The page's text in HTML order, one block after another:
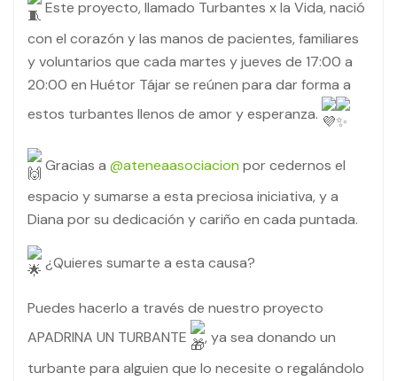
Este proyecto, llamado Turbantes x la Vida, nació
con el corazón y las manos de pacientes, familiares
y voluntarios que cada martes y jueves de 17:00 a
20:00 en Huétor Tájar se reúnen para dar forma a
estos turbantes llenos de amor y esperanza.
Gracias a @ateneaasociacion por cedernos el
espacio y sumarse a esta preciosa iniciativa, y a
Diana por su dedicación y cariño en cada puntada.
¿Quieres sumarte a esta causa?
Puedes hacerlo a través de nuestro proyecto
APADRINA UN TURBANTE
, ya sea donando un
turbante para alguien que lo necesite o regalándolo